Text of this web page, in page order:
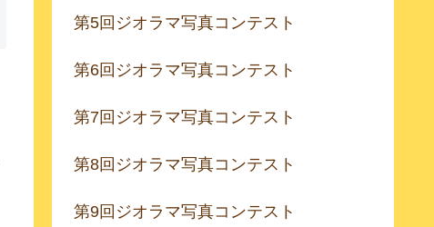
第5回ジオラマ写真コンテスト
第6回ジオラマ写真コンテスト
第7回ジオラマ写真コンテスト
第8回ジオラマ写真コンテスト
第9回ジオラマ写真コンテスト